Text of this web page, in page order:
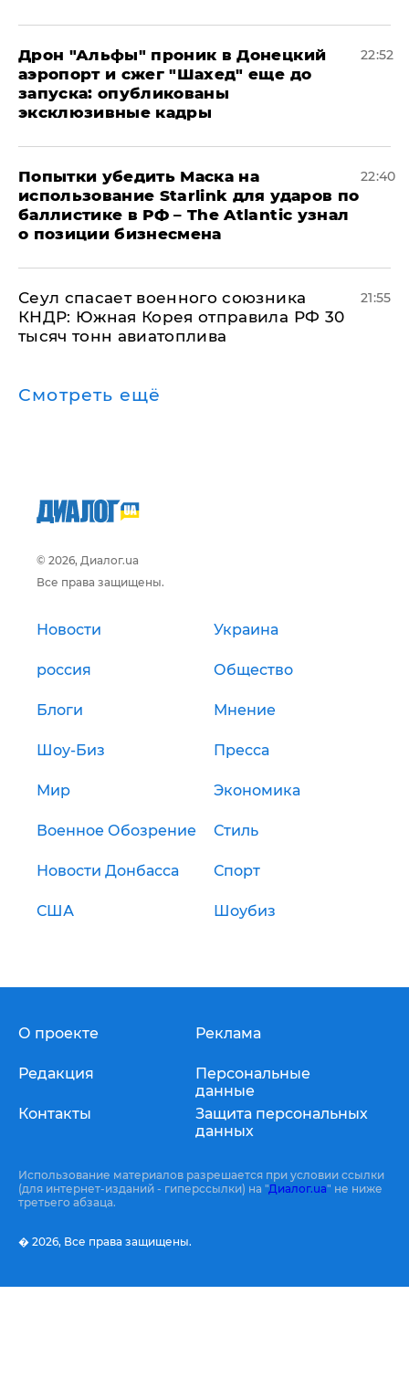
Дрон "Альфы" проник в Донецкий
аэропорт и сжег "Шахед" еще до
запуска: опубликованы
эксклюзивные кадры
22:52
Попытки убедить Маска на
использование Starlink для ударов по
баллистике в РФ – The Atlantic узнал
о позиции бизнесмена
22:40
​Сеул спасает военного союзника
КНДР: Южная Корея отправила РФ 30
тысяч тонн авиатоплива
21:55
Смотреть ещё
© 2026, Диалог.ua
Все права защищены.
Новости Украина
россия Общество
Блоги Мнение
Шоу-Биз Пресса
Мир Экономика
Военное Обозрение Стиль
Новости Донбасса Спорт
США Шоубиз
О проекте
Редакция
Контакты
Реклама
Персональные
данные
Защита персональных
данных
Использование материалов разрешается при условии ссылки
(для интернет-изданий - гиперссылки) на "Диалог.ua" не ниже
третьего абзаца.
� 2026, Все права защищены.